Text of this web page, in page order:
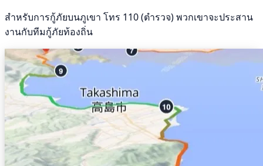
สำหรับการกู้ภัยบนภูเขา โทร 110 (ตำรวจ) พวกเขาจะประสาน
งานกับทีมกู้ภัยท้องถิ่น